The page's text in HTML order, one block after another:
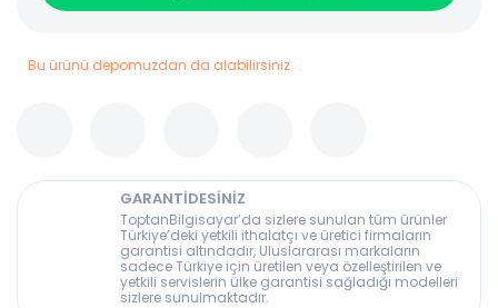
Bu ürünü depomuzdan da alabilirsiniz
GARANTİDESİNİZ
ToptanBilgisayar’da sizlere sunulan tüm ürünler
Türkiye’deki yetkili ithalatçı ve üretici firmaların
garantisi altındadır, Uluslararası markaların
sadece Türkiye için üretilen veya özelleştirilen ve
yetkili servislerin ülke garantisi sağladığı modelleri
sizlere sunulmaktadır.